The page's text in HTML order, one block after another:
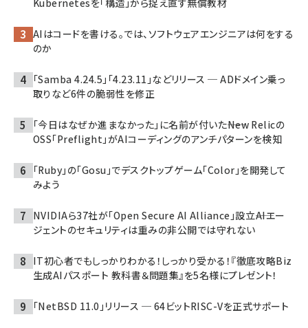
Kubernetesを「構造」から捉え直す無償教材
AIはコードを書ける。では、ソフトウェアエンジニアは何をする
のか
「Samba 4.24.5」「4.23.11」などリリース ─ ADドメイン乗っ
取りなど6件の脆弱性を修正
「今日はなぜか進まなかった」に名前が付いた――New Relicの
OSS「Preflight」がAIコーディングのアンチパターンを検知
「Ruby」の「Gosu」でデスクトップゲーム「Color」を開発して
みよう
NVIDIAら37社が「Open Secure AI Alliance」設立――AIエー
ジェントのセキュリティは重みの非公開では守れない
IT初心者でもしっかりわかる！しっかり受かる！『徹底攻略Biz
生成AIパスポート 教科書＆問題集』を5名様にプレゼント！
「NetBSD 11.0」リリース ─ 64ビットRISC-Vを正式サポート